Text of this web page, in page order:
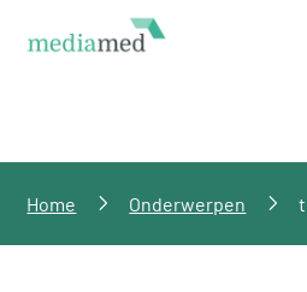
Home Onderwerpen